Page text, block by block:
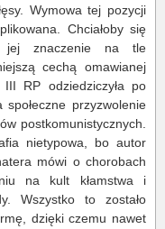
Wymowa tej pozycji
Chciałoby się
jej znaczenie na tle
cechą omawianej
RP odziedziczyła po
przyzwolenie
postkomunistycznych.
nietypowa, bo autor
mówi o chorobach
na kult kłamstwa i
Wszystko to zostało
dzięki czemu nawet